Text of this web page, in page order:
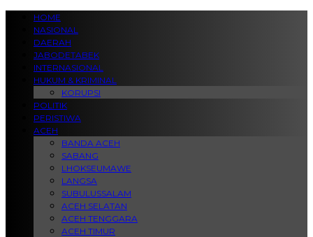
HOME
NASIONAL
DAERAH
JABODETABEK
INTERNASIONAL
HUKUM & KRIMINAL
KORUPSI
POLITIK
PERISTIWA
ACEH
BANDA ACEH
SABANG
LHOKSEUMAWE
LANGSA
SUBULUSSALAM
ACEH SELATAN
ACEH TENGGARA
ACEH TIMUR